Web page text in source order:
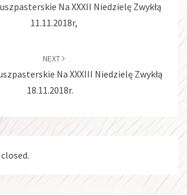
Na XXXII Niedzielę Zwykłą
11.11.2018r,
NEXT
Na XXXIII Niedzielę Zwykłą
18.11.2018r.